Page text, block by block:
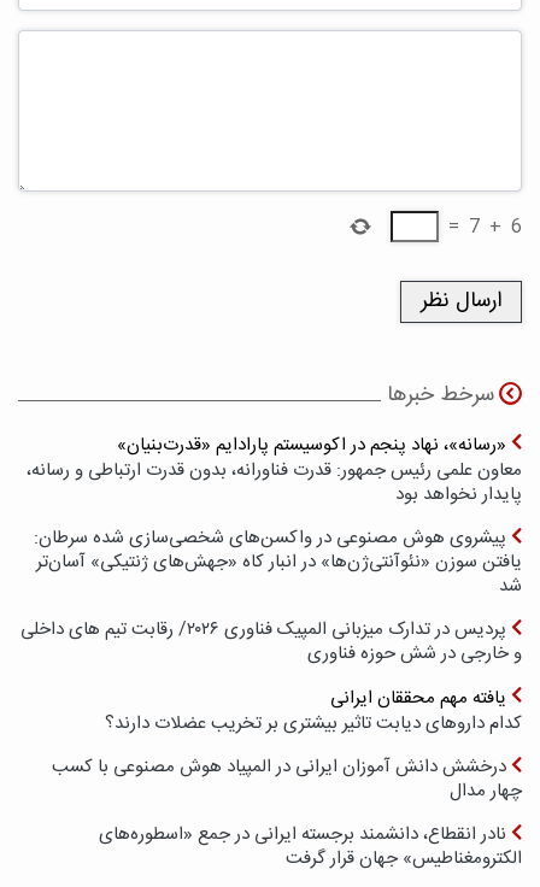
6
+
7
=
سرخط خبرها
«رسانه»، نهاد پنجم در اکوسیستم پارادایم «قدرت‌بنیان»
معاون علمی رئیس جمهور: قدرت فناورانه، بدون قدرت ارتباطی و رسانه،
پایدار نخواهد بود
پیشروی هوش مصنوعی در واکسن‌های شخصی‌سازی شده سرطان:
یافتن سوزن «نئوآنتی‌ژن‌ها» در انبار کاه «جهش‌های ژنتیکی» آسان‌تر
شد
پردیس در تدارک میزبانی المپیک فناوری ۲۰۲۶/ رقابت تیم های داخلی
و خارجی در شش حوزه فناوری
یافته مهم محققان ایرانی
کدام داروهای دیابت تاثیر بیشتری بر تخریب عضلات دارند؟
درخشش دانش آموزان ایرانی در المپیاد هوش مصنوعی با کسب
چهار مدال
نادر انقطاع، دانشمند برجسته ایرانی در جمع «اسطوره‌های
الکترومغناطیس» جهان قرار گرفت